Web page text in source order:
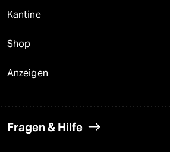
Kantine
Shop
Anzeigen
Fragen & Hilfe